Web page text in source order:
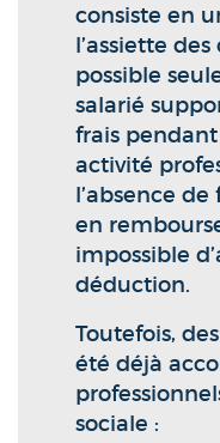
consiste en
l’assiette
possible
salarié
frais pendant
activité
l’absence
en
impossible
déduction.
Toutefois,
été déjà
sociale :